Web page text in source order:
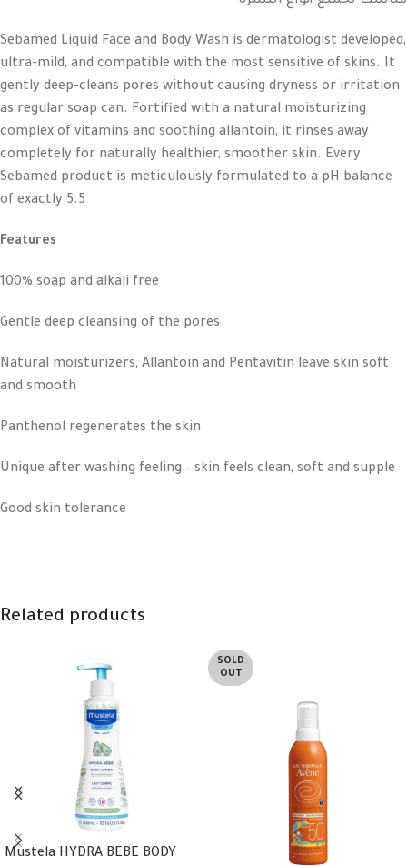
Sebamed Liquid Face and Body Wash is dermatologist developed,
ultra-mild, and compatible with the most sensitive of skins. It
gently deep-cleans pores without causing dryness or irritation
as regular soap can. Fortified with a natural moisturizing
complex of vitamins and soothing allantoin, it rinses away
completely for naturally healthier, smoother skin. Every
Sebamed product is meticulously formulated to a pH balance
of exactly 5.5
Features
100% soap and alkali free
Gentle deep cleansing of the pores
Natural moisturizers, Allantoin and Pentavitin leave skin soft
and smooth
Panthenol regenerates the skin
Unique after washing feeling – skin feels clean, soft and supple
Good skin tolerance
Related products
Mustela HYDRA BEBE BODY
SOLD
OUT